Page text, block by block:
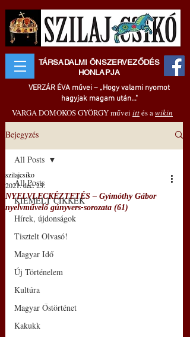
TÁRSADALMI ÖNSZERVEZŐDÉS
HONLAPJA
VERZÁR ÉVA művei – „Hogy valami nyomot
hagyjak magam után..."
VARGA DOMOKOS GYÖRGY művei ittés awikin
Bejegyzés
All Posts
KIEMELT CIKKEK
Hírek, újdonságok
Tisztelt Olvasó!
Magyar Idő
Új Történelem
Kultúra
Magyar Őstörténet
Kakukk
All Posts
NYELVLECKÉZTETÉS – Gyimóthy Gábor
nyelvművelő gúnyvers-sorozata (61)
szilajcsiko
2021. dec. 23.